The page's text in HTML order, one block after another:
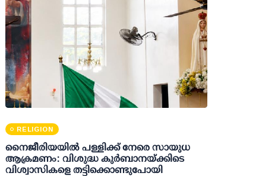
RELIGION
നൈജീരിയയിൽ പള്ളിക്ക് നേരെ സായുധ
ആക്രമണം: വിശുദ്ധ കുർബാനയ്ക്കിടെ
വിശ്വാസികളെ തട്ടിക്കൊണ്ടുപോയി